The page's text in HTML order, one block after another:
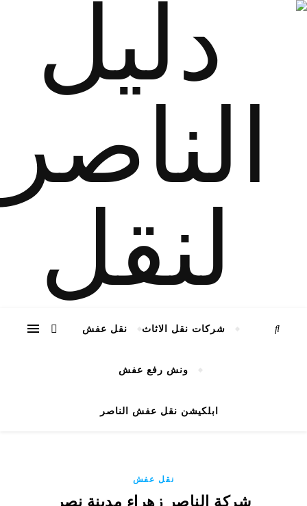
شركات نقل الاثاث نقل عفش
ونش رفع عفش
ابلكيشن نقل عفش الناصر
نقل عفش
شركة الناصر زهراء مدينة نصر